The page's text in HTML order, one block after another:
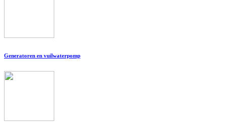
Generatoren en vuilwaterpomp